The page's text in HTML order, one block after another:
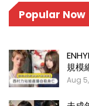
Popular Now
規模
Aug